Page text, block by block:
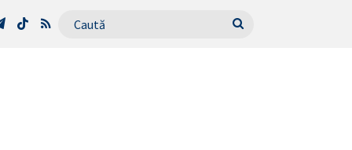
Telegram
TikTokRSS Caută